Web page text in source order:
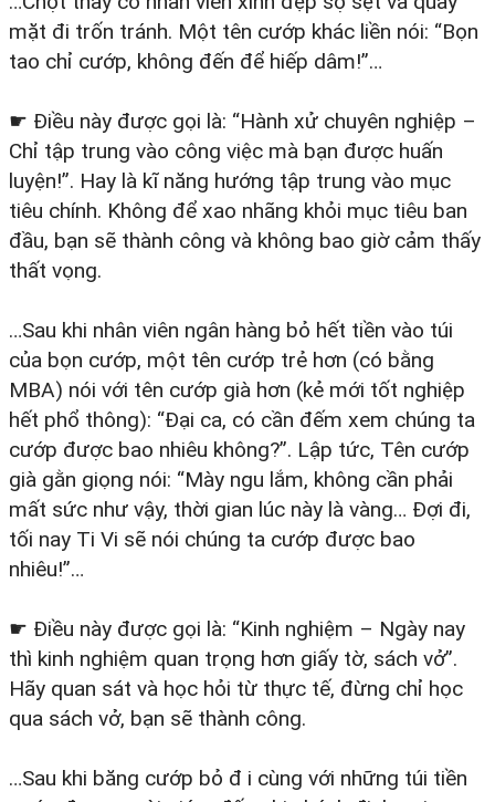
mặt đi trốn tránh. Một tên cướp khác liền nói: “Bọn
tao chỉ cướp, không đến để hiếp dâm!”…
☛ Điều này được gọi là: “Hành xử chuyên nghiệp –
Chỉ tập trung vào công việc mà bạn được huấn
luyện!”. Hay là kĩ năng hướng tập trung vào mục
tiêu chính. Không để xao nhãng khỏi mục tiêu ban
đầu, bạn sẽ thành công và không bao giờ cảm thấy
thất vọng.
…Sau khi nhân viên ngân hàng bỏ hết tiền vào túi
của bọn cướp, một tên cướp trẻ hơn (có bằng
MBA) nói với tên cướp già hơn (kẻ mới tốt nghiệp
hết phổ thông): “Đại ca, có cần đếm xem chúng ta
cướp được bao nhiêu không?”. Lập tức, Tên cướp
già gằn giọng nói: “Mày ngu lắm, không cần phải
mất sức như vậy, thời gian lúc này là vàng… Đợi đi,
tối nay Ti Vi sẽ nói chúng ta cướp được bao
nhiêu!”…
☛ Điều này được gọi là: “Kinh nghiệm – Ngày nay
thì kinh nghiệm quan trọng hơn giấy tờ, sách vở”.
Hãy quan sát và học hỏi từ thực tế, đừng chỉ học
qua sách vở, bạn sẽ thành công.
…Sau khi băng cướp bỏ đ i cùng với những túi tiền